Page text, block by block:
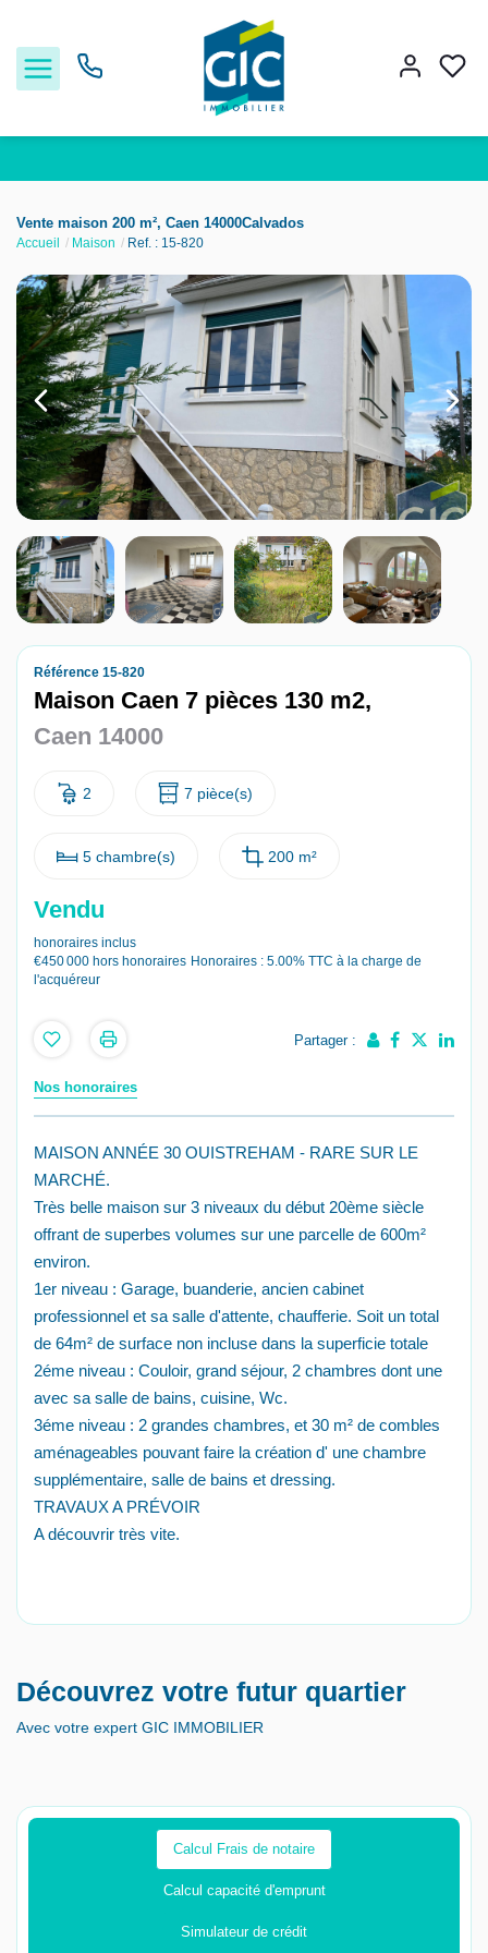
Acheter
Louer
Estimer
Nos services
Nos agences
Nous contacter
Nous rejoindre
Vente maison 200 m², Caen 14000Calvados
Accueil Maison Ref. : 15-820
Référence 15-820
Maison Caen 7 pièces 130 m2,
Caen 14000
2 7 pièce(s)
5 chambre(s) 200 m²
Vendu
honoraires inclus
€450 000 hors honoraires Honoraires : 5.00% TTC à la charge de
l'acquéreur
Partager :
Nos honoraires
MAISON ANNÉE 30 OUISTREHAM - RARE SUR LE
MARCHÉ.
Très belle maison sur 3 niveaux du début 20ème siècle
offrant de superbes volumes sur une parcelle de 600m²
environ.
1er niveau : Garage, buanderie, ancien cabinet
professionnel et sa salle d'attente, chaufferie. Soit un total
de 64m² de surface non incluse dans la superficie totale
2éme niveau : Couloir, grand séjour, 2 chambres dont une
avec sa salle de bains, cuisine, Wc.
3éme niveau : 2 grandes chambres, et 30 m² de combles
aménageables pouvant faire la création d' une chambre
supplémentaire, salle de bains et dressing.
TRAVAUX A PRÉVOIR
A découvrir très vite.
Découvrez votre futur quartier
Avec votre expert GIC IMMOBILIER
Calcul Frais de notaire
Calcul capacité d'emprunt
Simulateur de crédit